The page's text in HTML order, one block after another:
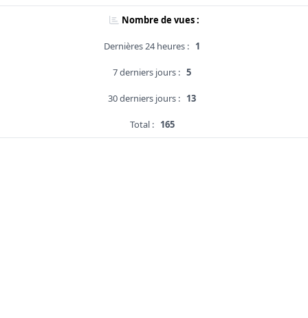
Nombre de vues :
Dernières 24 heures : 1
7 derniers jours : 5
30 derniers jours : 13
Total : 165